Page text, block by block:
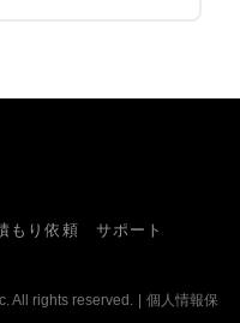
もり依頼
サポート
All rights reserved. | 個人情報保